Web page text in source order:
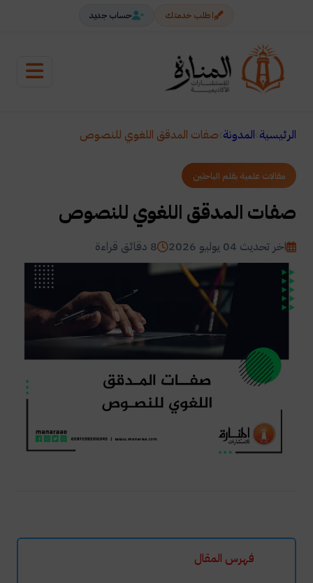
اطلب خدمتك حساب جديد
الرئيسية المدونة صفات المدقق اللغوي للنصوص
مقالات علمية بقلم الباحثين
صفات المدقق اللغوي للنصوص
اخر تحديث 04 يوليو 2026 8 دقائق قراءة
فهرس المقال